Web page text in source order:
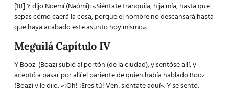
[18] Y dijo Noemí (Naómi): «Siéntate tranquila, hija mía, hasta que
sepas cómo caerá la cosa, porque el hombre no descansará hasta
que haya acabado este asunto hoy mismo».
Meguilá Capítulo IV
Y Booz (Boaz) subió al portón (de la ciudad), y sentóse allí, y
aceptó a pasar por allí el pariente de quien había hablado Booz